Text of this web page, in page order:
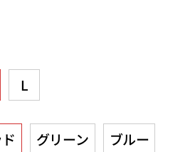
L
グリーン ブルー